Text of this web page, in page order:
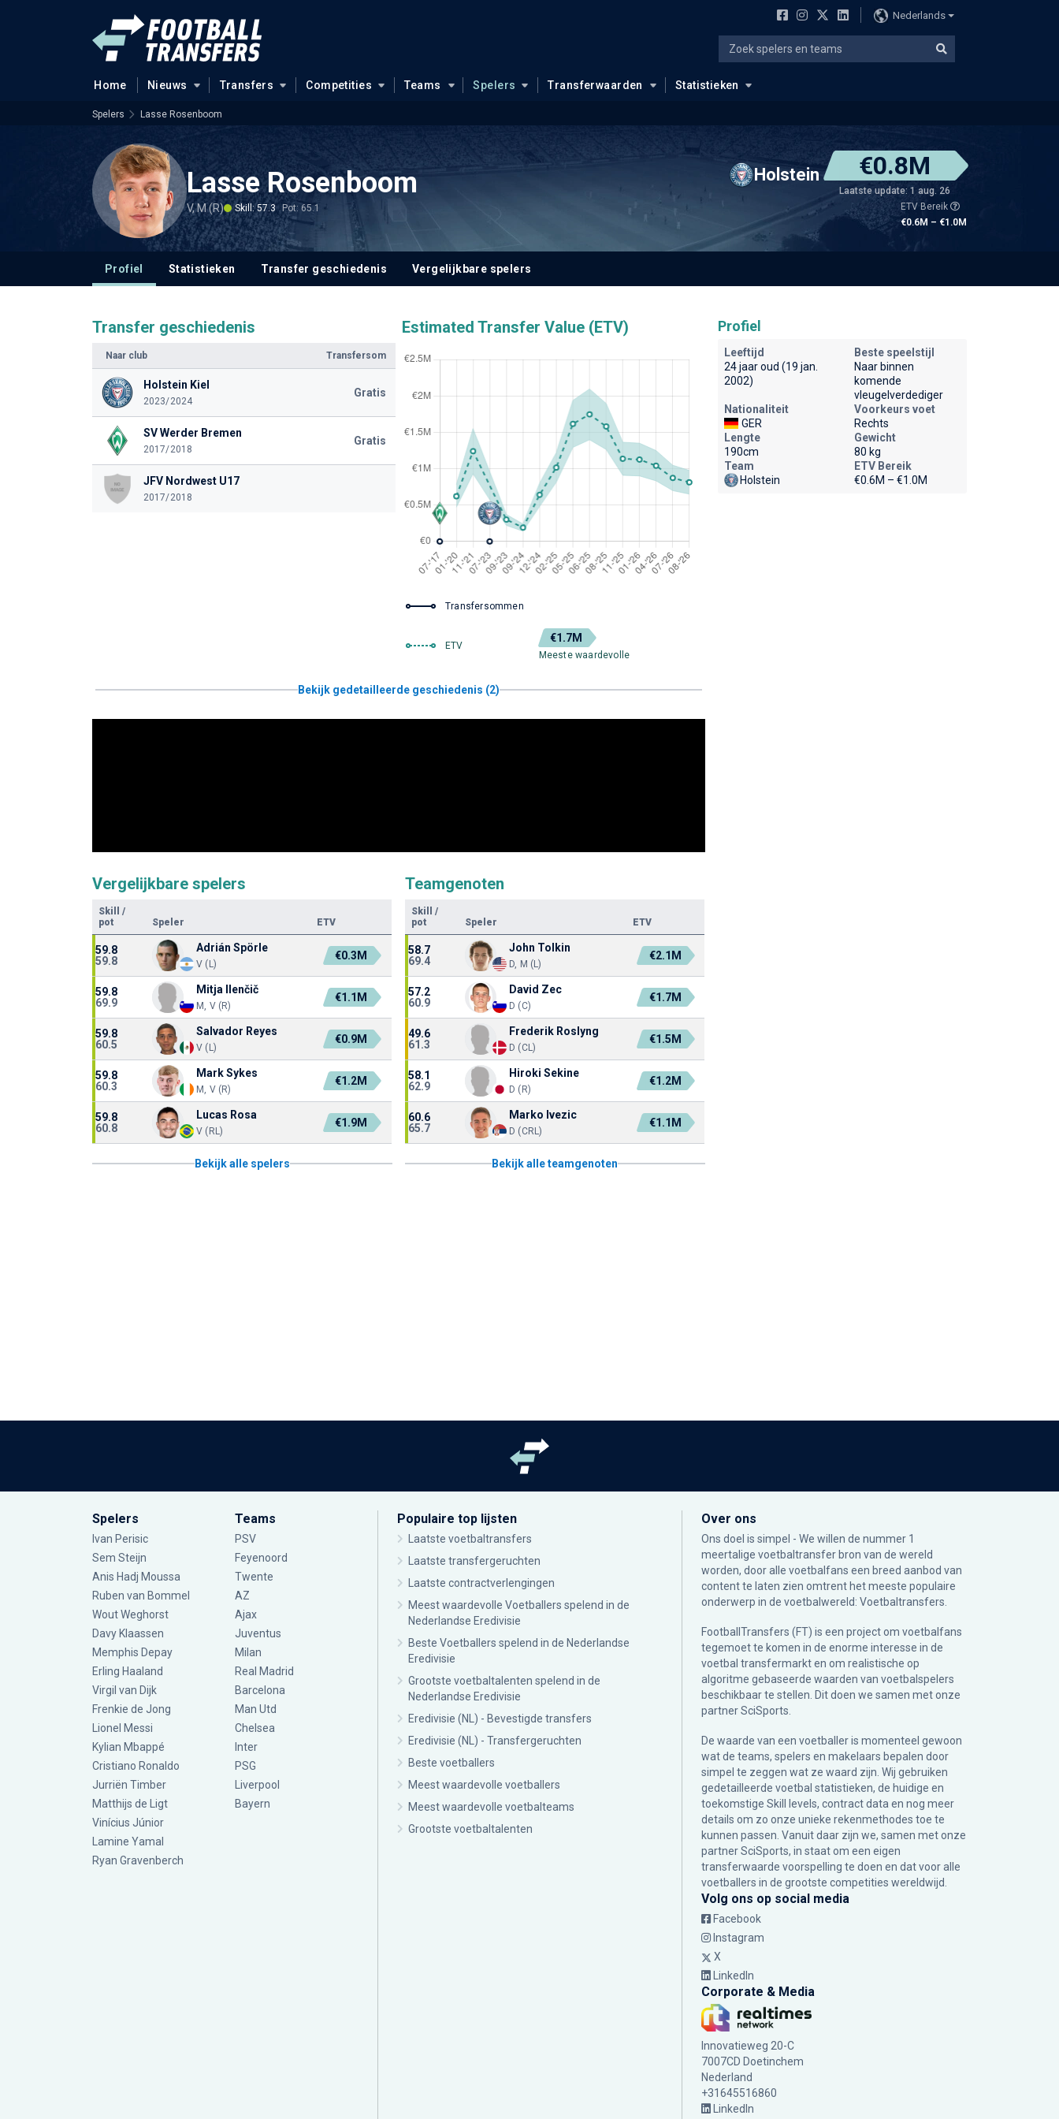
Nederlands
Home Nieuws Transfers Competities Teams Spelers Transferwaarden Statistieken
Spelers Lasse Rosenboom
Lasse Rosenboom
V, M (R) Skill: 57.3 Pot: 65.1
Holstein €0.8M
Laatste update: 1 aug. 26
ETV Bereik
€0.6M – €1.0M
Profiel Statistieken Transfer geschiedenis Vergelijkbare spelers
Transfer geschiedenis
Naar club Transfersom
Holstein Kiel
2023/2024
Gratis
SV Werder Bremen
2017/2018
Gratis
JFV Nordwest U17
2017/2018
Estimated Transfer Value (ETV)
Transfersommen
ETV
€1.7M
Meeste waardevolle
Bekijk gedetailleerde geschiedenis (2)
Vergelijkbare spelers
Skill
/
pot
Speler ETV
59.8
59.8
Adrián Spörle
V (L)
€0.3M
59.8
69.9
Mitja Ilenčič
M, V (R)
€1.1M
59.8
60.5
Salvador Reyes
V (L)
€0.9M
59.8
60.3
Mark Sykes
M, V (R)
€1.2M
59.8
60.8
Lucas Rosa
V (RL)
€1.9M
Bekijk alle spelers
Teamgenoten
Skill
/
pot
Speler ETV
58.7
69.4
John Tolkin
D, M (L)
€2.1M
57.2
60.9
David Zec
D (C)
€1.7M
49.6
61.3
Frederik Roslyng
D (CL)
€1.5M
58.1
62.9
Hiroki Sekine
D (R)
€1.2M
60.6
65.7
Marko Ivezic
D (CRL)
€1.1M
Bekijk alle teamgenoten
Profiel
Leeftijd
24 jaar oud (19 jan.
2002)
Beste speelstijl
Naar binnen
komende
vleugelverdediger
Nationaliteit
GER
Voorkeurs voet
Rechts
Lengte
190cm
Gewicht
80 kg
Team
Holstein
ETV Bereik
€0.6M – €1.0M
Spelers
Ivan Perisic
Sem Steijn
Anis Hadj Moussa
Ruben van Bommel
Wout Weghorst
Davy Klaassen
Memphis Depay
Erling Haaland
Virgil van Dijk
Frenkie de Jong
Lionel Messi
Kylian Mbappé
Cristiano Ronaldo
Jurriën Timber
Matthijs de Ligt
Vinícius Júnior
Lamine Yamal
Ryan Gravenberch
Teams
PSV
Feyenoord
Twente
AZ
Ajax
Juventus
Milan
Real Madrid
Barcelona
Man Utd
Chelsea
Inter
PSG
Liverpool
Bayern
Populaire top lijsten
Laatste voetbaltransfers
Laatste transfergeruchten
Laatste contractverlengingen
Meest waardevolle Voetballers spelend in de
Nederlandse Eredivisie
Beste Voetballers spelend in de Nederlandse
Eredivisie
Grootste voetbaltalenten spelend in de
Nederlandse Eredivisie
Eredivisie (NL) - Bevestigde transfers
Eredivisie (NL) - Transfergeruchten
Beste voetballers
Meest waardevolle voetballers
Meest waardevolle voetbalteams
Grootste voetbaltalenten
Over ons
Ons doel is simpel - We willen de nummer 1
meertalige voetbaltransfer bron van de wereld
worden, door alle voetbalfans een breed aanbod van
content te laten zien omtrent het meeste populaire
onderwerp in de voetbalwereld: Voetbaltransfers.
FootballTransfers (FT) is een project om voetbalfans
tegemoet te komen in de enorme interesse in de
voetbal transfermarkt en om realistische op
algoritme gebaseerde waarden van voetbalspelers
beschikbaar te stellen. Dit doen we samen met onze
partnerSciSports
De waarde van een voetballer is momenteel gewoon
wat de teams, spelers en makelaars bepalen door
simpel te zeggen wat ze waard zijn. Wij gebruiken
gedetailleerde voetbal statistieken, de huidige en
toekomstige Skill levels, contract data en nog meer
details om zo onze unieke rekenmethodes toe te
kunnen passen. Vanuit daar zijn we, samen met onze
partner SciSports, in staat om een eigen
transferwaarde voorspelling te doen en dat voor alle
voetballers in de grootste competities wereldwijd.
Volg ons op social media
Facebook
Instagram
X
LinkedIn
Corporate & Media
Innovatieweg 20-C
7007CD Doetinchem
Nederland
+31645516860
LinkedIn